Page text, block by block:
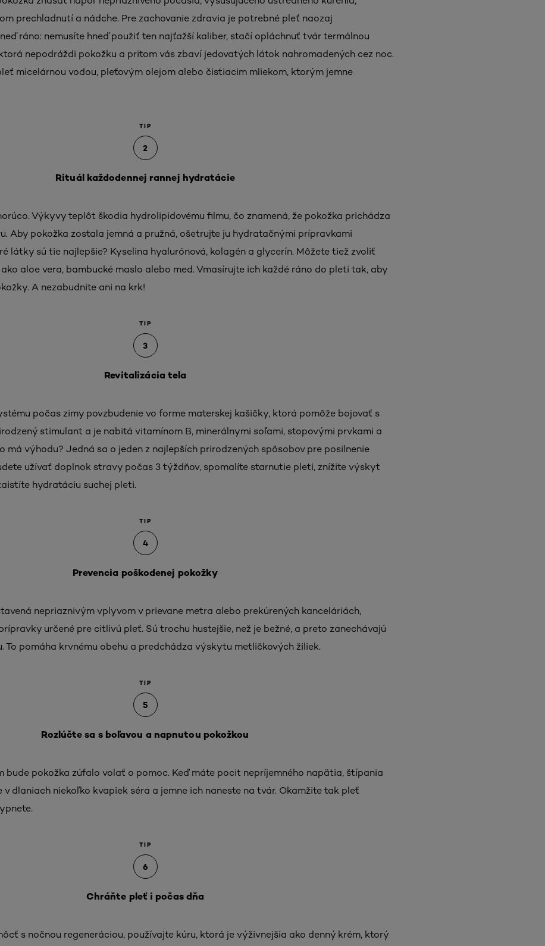
prechladnutí a nádche. Pre zachovanie zdravia je potrebné pleť naozaj
ráno: nemusíte hneď použiť ten najťažší kaliber, stačí opláchnuť tvár termálnou
nepodráždi pokožku a pritom vás zbaví jedovatých látok nahromadených cez noc.
micelárnou vodou, pleťovým olejom alebo čistiacim mliekom, ktorým jemne
TIP
2
Rituál každodennej rannej hydratácie
Výkyvy teplôt škodia hydrolipidovému filmu, čo znamená, že pokožka prichádza
Aby pokožka zostala jemná a pružná, ošetrujte ju hydratačnými prípravkami
látky sú tie najlepšie? Kyselina hyalurónová, kolagén a glycerín. Môžete tiež zvoliť
aloe vera, bambucké maslo alebo med. Vmasírujte ich každé ráno do pleti tak, aby
A nezabudnite ani na krk!
TIP
3
Revitalizácia tela
počas zimy povzbudenie vo forme materskej kašičky, ktorá pomôže bojovať s
stimulant a je nabitá vitamínom B, minerálnymi soľami, stopovými prvkami a
má výhodu? Jedná sa o jeden z najlepších prirodzených spôsobov pre posilnenie
užívať doplnok stravy počas 3 týždňov, spomalíte starnutie pleti, znížite výskyt
hydratáciu suchej pleti.
TIP
4
Prevencia poškodenej pokožky
nepriaznivým vplyvom v prievane metra alebo prekúrených kanceláriách,
určené pre citlivú pleť. Sú trochu hustejšie, než je bežné, a preto zanechávajú
To pomáha krvnému obehu a predchádza výskytu metličkových žiliek.
TIP
5
Rozlúčte sa s boľavou a napnutou pokožkou
bude pokožka zúfalo volať o pomoc. Keď máte pocit nepríjemného napätia, štípania
v dlaniach niekoľko kvapiek séra a jemne ich naneste na tvár. Okamžite tak pleť
TIP
6
Chráňte pleť i počas dňa
s nočnou regeneráciou, používajte kúru, ktorá je výživnejšia ako denný krém, ktorý